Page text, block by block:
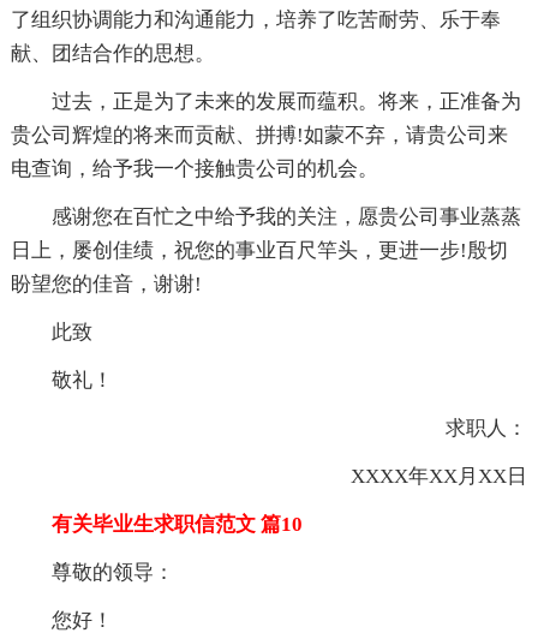
了组织协调能力和沟通能力，培养了吃苦耐劳、乐于奉
献、团结合作的思想。
过去，正是为了未来的发展而蕴积。将来，正准备为
贵公司辉煌的将来而贡献、拼搏!如蒙不弃，请贵公司来
电查询，给予我一个接触贵公司的机会。
感谢您在百忙之中给予我的关注，愿贵公司事业蒸蒸
日上，屡创佳绩，祝您的事业百尺竿头，更进一步!殷切
盼望您的佳音，谢谢!
此致
敬礼！
求职人：
XXXX年XX月XX日
有关毕业生求职信范文 篇10
尊敬的领导：
您好！